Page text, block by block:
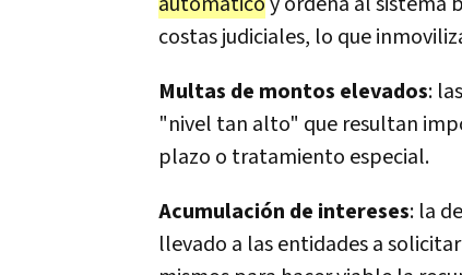
costas judiciales, lo que
Multas de montos elevados:
"nivel tan alto" que resultan
plazo o tratamiento especial.
Acumulación de intereses: la
llevado a las entidades a